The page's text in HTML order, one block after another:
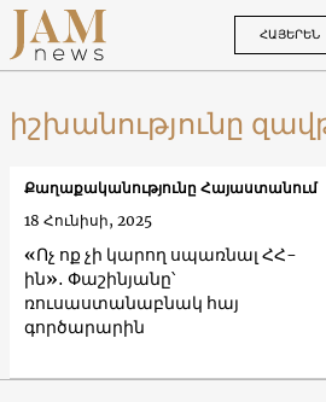
ՀԱՅԵՐԵՆ
իշխանությունը
«Ոչ ոք չի կարող սպառնալ ՀՀ-
ին»․ Փաշինյանը՝
ռուսաստանաբնակ հայ
գործարարին
Քաղաքականությունը Հայաստանում
18 Հունիսի, 2025